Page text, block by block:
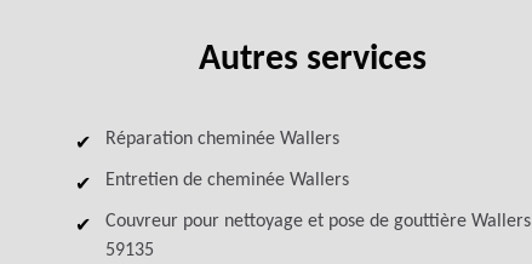
Autres services
Réparation cheminée Wallers
Entretien de cheminée Wallers
Couvreur pour nettoyage et pose de gouttière Wallers
59135